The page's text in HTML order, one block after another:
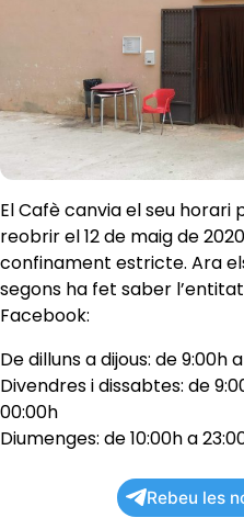
El Cafè canvia el seu horari
reobrir el 12 de maig de
confinament estricte. Ara
segons ha fet saber
Facebook:
De dilluns a dijous: de 9:00h
Divendres i dissabtes: de
00:00h
Diumenges: de 10:00h a
Rebeu les